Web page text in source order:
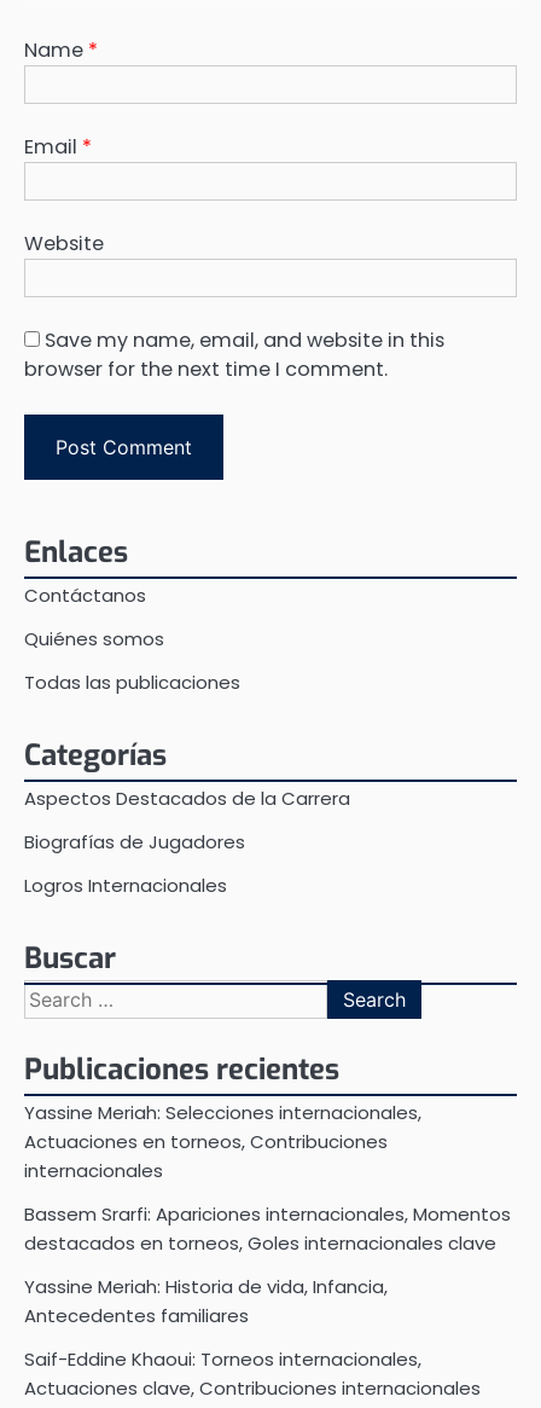
Name *
Email *
Website
Save my name, email, and website in this
browser for the next time I comment.
Enlaces
Contáctanos
Quiénes somos
Todas las publicaciones
Categorías
Aspectos Destacados de la Carrera
Biografías de Jugadores
Logros Internacionales
Buscar
Search
for:
Publicaciones recientes
Yassine Meriah: Selecciones internacionales,
Actuaciones en torneos, Contribuciones
internacionales
Bassem Srarfi: Apariciones internacionales, Momentos
destacados en torneos, Goles internacionales clave
Yassine Meriah: Historia de vida, Infancia,
Antecedentes familiares
Saif-Eddine Khaoui: Torneos internacionales,
Actuaciones clave, Contribuciones internacionales